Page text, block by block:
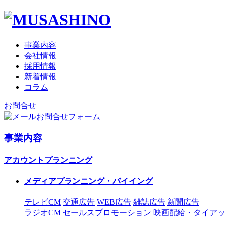
事業内容
会社情報
採用情報
新着情報
コラム
お問合せ
お問合せフォーム
事業内容
アカウントプランニング
メディアプランニング・バイイング
テレビCM 交通広告 WEB広告 雑誌広告 新聞広告
ラジオCM セールスプロモーション 映画配給・タイア